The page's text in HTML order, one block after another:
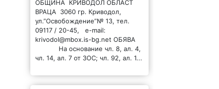
ОБЩИНА КРИВОДОЛ ОБЛАСТ
ВРАЦА 3060 гр. Криводол,
ул.”Освобождение”№ 13, тел.
09117 / 20-45, e-mail:
krivodol@mbox.is-bg.net ОБЯВА
На основание чл. 8, ал. 4,
чл. 14, ал. 7 от ЗОС; чл. 92, ал. 1...